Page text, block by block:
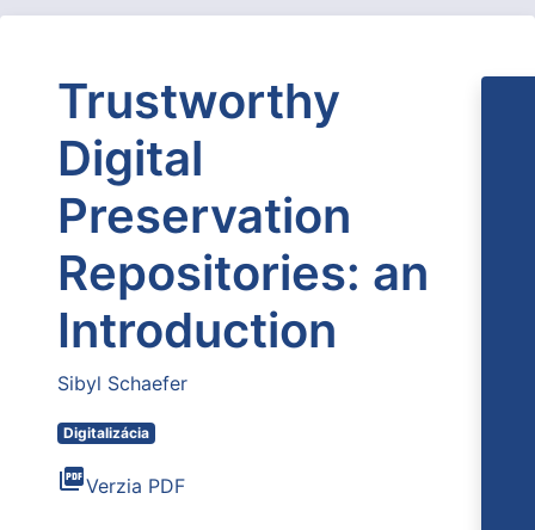
Trustworthy
Digital
Preservation
Repositories: an
Introduction
Sibyl Schaefer
Digitalizácia
picture_as_pdfVerzia PDF